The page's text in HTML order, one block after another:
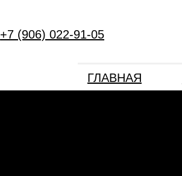
ГЛАВНАЯ
+7 (906) 022-91-05